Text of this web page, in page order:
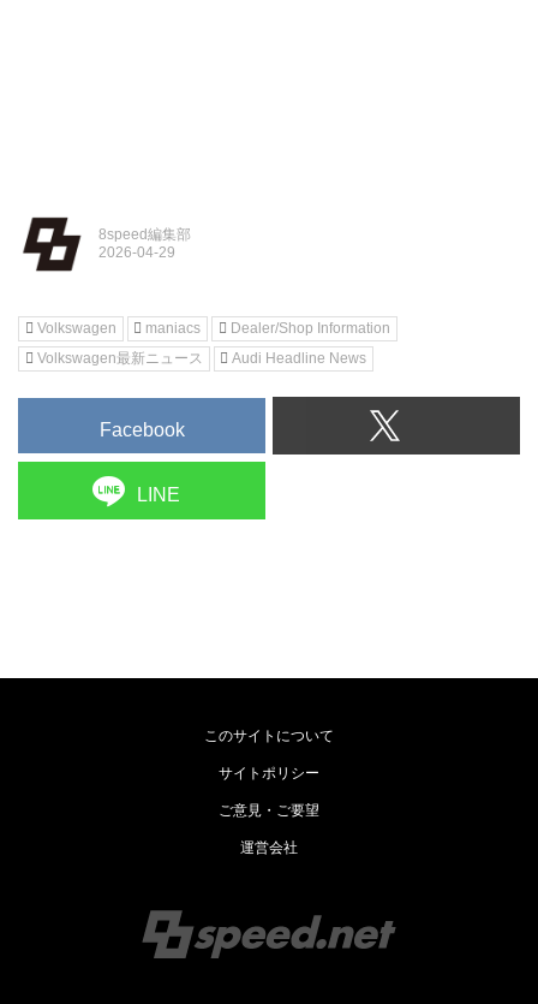
8speed編集部
Volkswagen maniacs
Dealer/Shop Information
Volkswagen最新ニュース
Audi Headline News
Facebook
LINE
このサイトについて
サイトポリシー
ご意見・ご要望
運営会社